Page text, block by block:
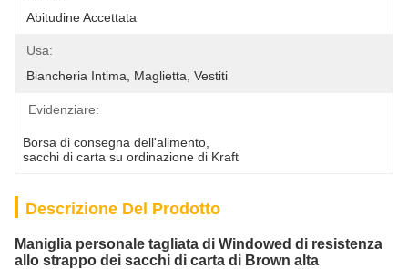
Abitudine Accettata
Usa:
Biancheria Intima, Maglietta, Vestiti
Evidenziare:
Borsa di consegna dell'alimento
sacchi di carta su ordinazione di Kraft
Descrizione Del Prodotto
Maniglia personale tagliata di Windowed di resistenza
allo strappo dei sacchi di carta di Brown alta